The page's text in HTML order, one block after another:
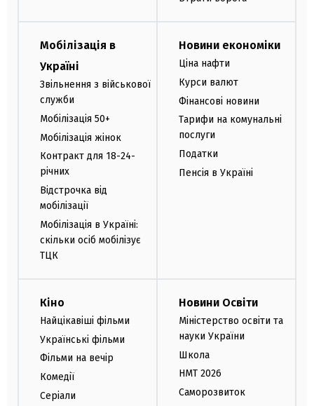
Мобілізація в
Україні
Звільнення з військової
служби
Мобілізація 50+
Мобілізація жінок
Контракт для 18-24-
річних
Відстрочка від
мобілізації
Мобілізація в Україні:
скільки осіб мобілізує
ТЦК
Новини економіки
Ціна нафти
Курси валют
Фінансові новини
Тарифи на комунальні
послуги
Податки
Пенсія в Україні
Кіно
Найцікавіші фільми
Українські фільми
Фільми на вечір
Комедії
Серіали
Новини Освіти
Міністерство освіти та
науки України
Школа
НМТ 2026
Саморозвиток